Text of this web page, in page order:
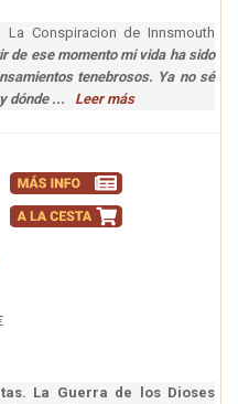
Conspiracion de Innsmouth
de ese momento mi vida ha sido
tenebrosos. Ya no sé
dónde ... Leer más
La Guerra de los Dioses